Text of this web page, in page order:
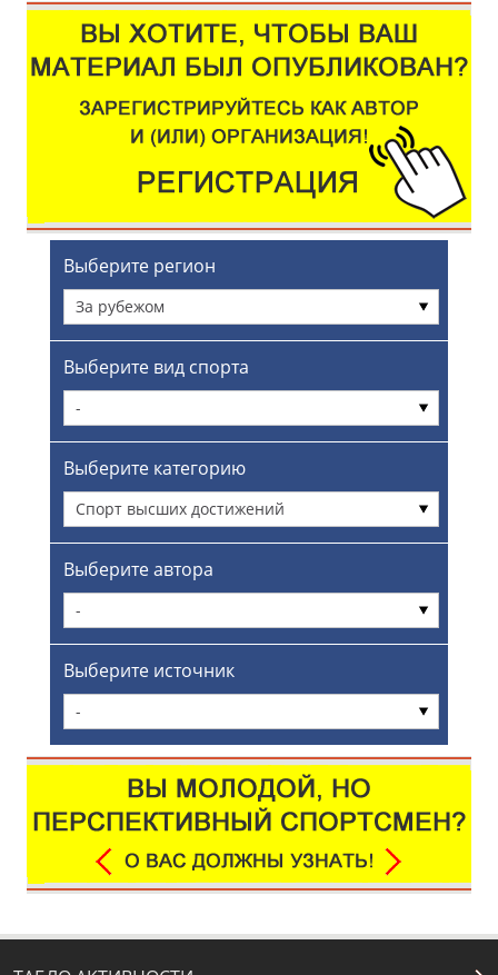
Выберите регион
За рубежом
Выберите вид спорта
-
Выберите категорию
Спорт высших достижений
Выберите автора
-
Выберите источник
-